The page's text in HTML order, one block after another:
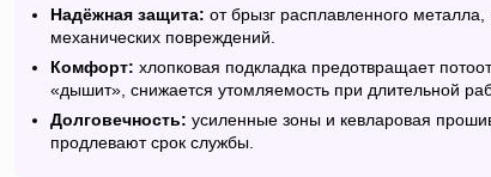
Надёжная защита: от брызг расплавленного
механических повреждений.
Комфорт: хлопковая подкладка предотвращает
«дышит», снижается утомляемость при длительной
Долговечность: усиленные зоны и кевларовая
продлевают срок службы.